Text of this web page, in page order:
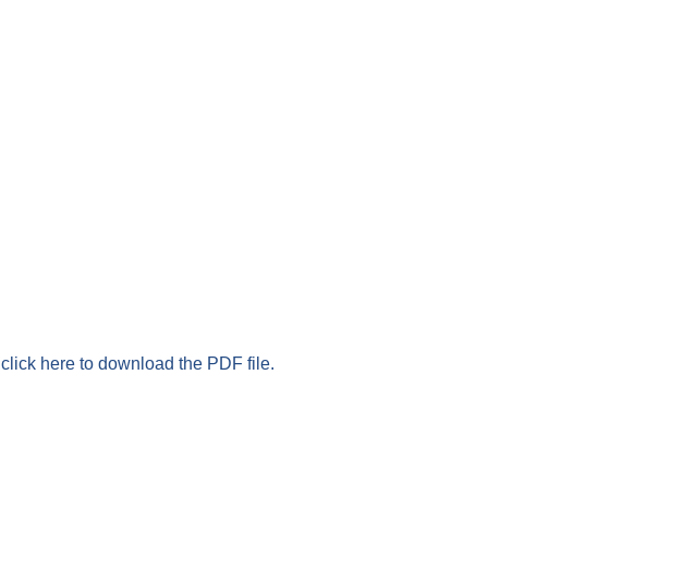
click here to download the PDF file.